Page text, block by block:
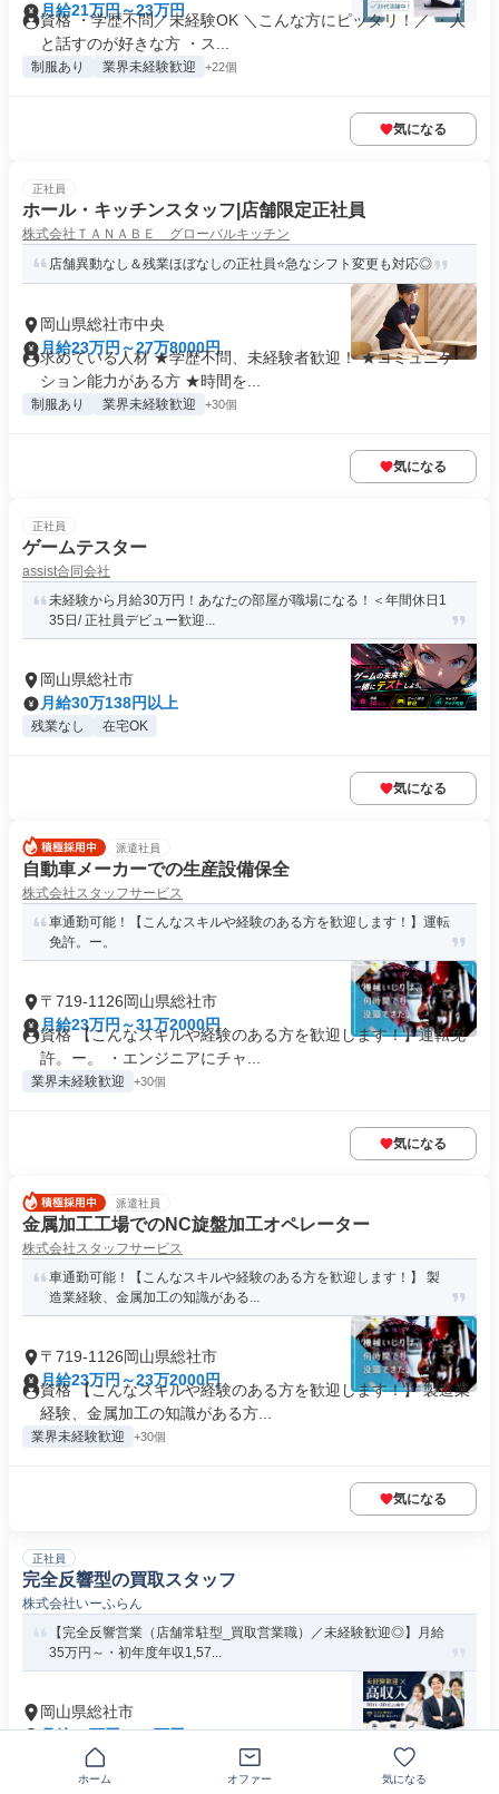
月給21万円～23万円
資格 ・学歴不問／未経験OK ＼こんな方にピッタリ！／ ・人
と話すのが好きな方 ・ス...
制服あり 業界未経験歓迎 +22個
気になる
正社員
ホール・キッチンスタッフ|店舗限定正社員
株式会社ＴＡＮＡＢＥ グローバルキッチン
店舗異動なし＆残業ほぼなしの正社員⭐急なシフト変更も対応◎
岡山県総社市中央
月給23万円～27万8000円
求めている人材 ★学歴不問、未経験者歓迎！ ★コミュニケー
ション能力がある方 ★時間を...
制服あり 業界未経験歓迎 +30個
気になる
正社員
ゲームテスター
assist合同会社
未経験から月給30万円！あなたの部屋が職場になる！＜年間休日1
35日/ 正社員デビュー歓迎...
岡山県総社市
月給30万138円以上
残業なし 在宅OK
気になる
派遣社員
自動車メーカーでの生産設備保全
株式会社スタッフサービス
車通勤可能！【こんなスキルや経験のある方を歓迎します！】運転
免許。ー。
〒719-1126岡山県総社市
月給23万円～31万2000円
資格 【こんなスキルや経験のある方を歓迎します！】運転免
許。ー。 ・エンジニアにチャ...
業界未経験歓迎 +30個
気になる
派遣社員
金属加工工場でのNC旋盤加工オペレーター
株式会社スタッフサービス
車通勤可能！【こんなスキルや経験のある方を歓迎します！】 製
造業経験、金属加工の知識がある...
〒719-1126岡山県総社市
月給23万円～23万2000円
資格 【こんなスキルや経験のある方を歓迎します！】 製造業
経験、金属加工の知識がある方...
業界未経験歓迎 +30個
気になる
正社員
完全反響型の買取スタッフ
株式会社いーふらん
【完全反響営業（店舗常駐型_買取営業職）／未経験歓迎◎】月給
35万円～・初年度年収1,57...
岡山県総社市
月給35万円～45万円
求める人材: ★未経験・第二新卒活躍中／高卒以上★ ※出張業
務希望の場合は自動車免許...
ホーム オファー 気になる